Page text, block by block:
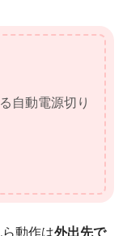
自動電源切り
動作は外出先で